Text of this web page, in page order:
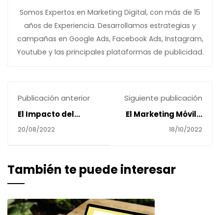
Somos Expertos en Marketing Digital, con más de 15
años de Experiencia. Desarrollamos estrategias y
campañas en Google Ads, Facebook Ads, Instagram,
Youtube y las principales plataformas de publicidad.
Publicación anterior
El Impacto del
Marketing en los
Mundiales de Fútbol
20/08/2022
Siguiente publicación
El Marketing Móvil y
su Impacto.
18/10/2022
También te puede interesar